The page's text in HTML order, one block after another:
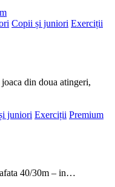
Copii și juniori Exerciții
din doua atingeri,
juniori Exerciții Premium
40/30m – in…